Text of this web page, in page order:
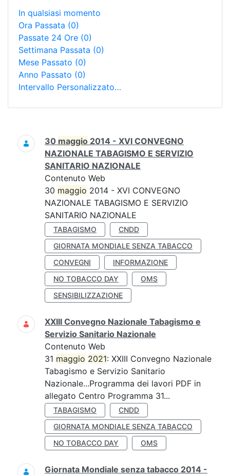
In qualsiasi momento
Ora Passata (0)
Passate 24 Ore (0)
Settimana Passata (0)
Mese Passato (0)
Anno Passato (0)
Intervallo Personalizzato…
Ricerca
30 maggio 2014 - XVI CONVEGNO
NAZIONALE TABAGISMO E SERVIZIO
SANITARIO NAZIONALE
Contenuto Web
30 maggio 2014 - XVI CONVEGNO
NAZIONALE TABAGISMO E SERVIZIO
SANITARIO NAZIONALE
TABAGISMO
CNDD
GIORNATA MONDIALE SENZA TABACCO
CONVEGNI
INFORMAZIONE
NO TOBACCO DAY
OMS
SENSIBILIZZAZIONE
XXIII Convegno Nazionale Tabagismo e
Servizio Sanitario Nazionale
Contenuto Web
31 maggio 2021: XXIII Convegno Nazionale
Tabagismo e Servizio Sanitario
Nazionale...Programma dei lavori PDF in
allegato Centro Programma 31...
TABAGISMO
CNDD
GIORNATA MONDIALE SENZA TABACCO
NO TOBACCO DAY
OMS
Giornata Mondiale senza tabacco 2014 -